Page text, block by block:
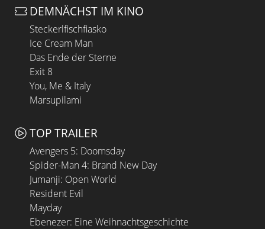
DEMNÄCHST IM KINO
Steckerlfischfiasko
Ice Cream Man
Das Ende der Sterne
Exit 8
You, Me & Italy
Marsupilami
TOP TRAILER
Avengers 5: Doomsday
Spider-Man 4: Brand New Day
Jumanji: Open World
Resident Evil
Mayday
Ebenezer: Eine Weihnachtsgeschichte